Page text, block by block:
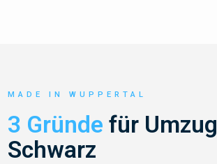
MADE IN WUPPERTAL
3 Gründe für Umzug
Schwarz